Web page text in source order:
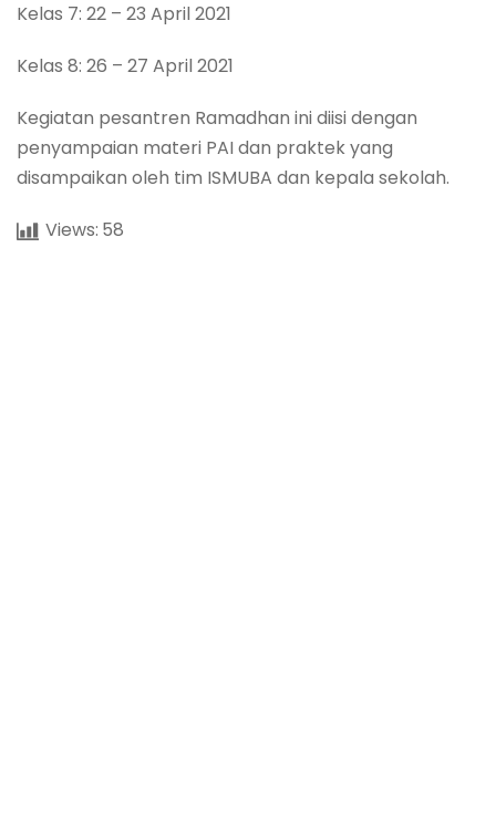
Kelas 7: 22 – 23 April 2021
Kelas 8: 26 – 27 April 2021
Kegiatan pesantren Ramadhan ini diisi dengan
penyampaian materi PAI dan praktek yang
disampaikan oleh tim ISMUBA dan kepala sekolah.
Views: 58